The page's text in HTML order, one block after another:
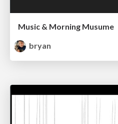
Music & Morning Musume
bryan